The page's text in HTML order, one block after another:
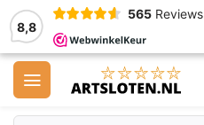
8,8
565 Reviews